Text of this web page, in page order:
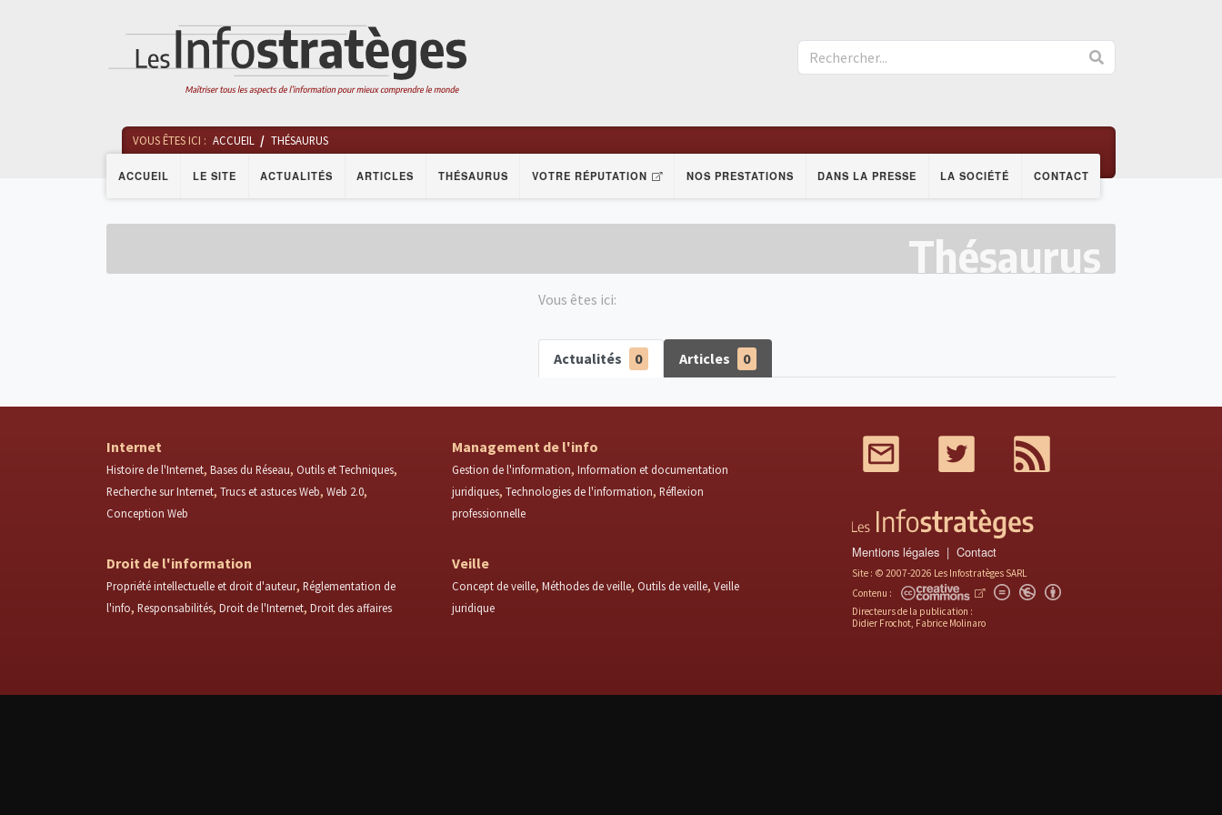
ACCUEIL LE SITE ACTUALITÉS ARTICLES THÉSAURUS VOTRE RÉPUTATION NOS PRESTATIONS DANS LA PRESSE LA SOCIÉTÉ CONTACT
VOUS ÊTES ICI : ACCUEIL THÉSAURUS
Thésaurus
Vous êtes ici:
Actualités 0 Articles 0
Internet
Histoire de l'Internet Bases du Réseau Outils et Techniques
Recherche sur Internet Trucs et astuces Web Web 2.0
Conception Web
Management de l'info
Gestion de l'information Information et documentation
juridiques Technologies de l'information Réflexion
professionnelle
Droit de l'information
Propriété intellectuelle et droit d'auteur Réglementation de
l'info Responsabilités Droit de l'Internet Droit des affaires
Veille
Concept de veille Méthodes de veille Outils de veille Veille
juridique
Twitter
Mentions légales Contact
Site : © 2007-2026 Les Infostratèges SARL
Contenu :
Directeurs de la publication :
Didier Frochot, Fabrice Molinaro